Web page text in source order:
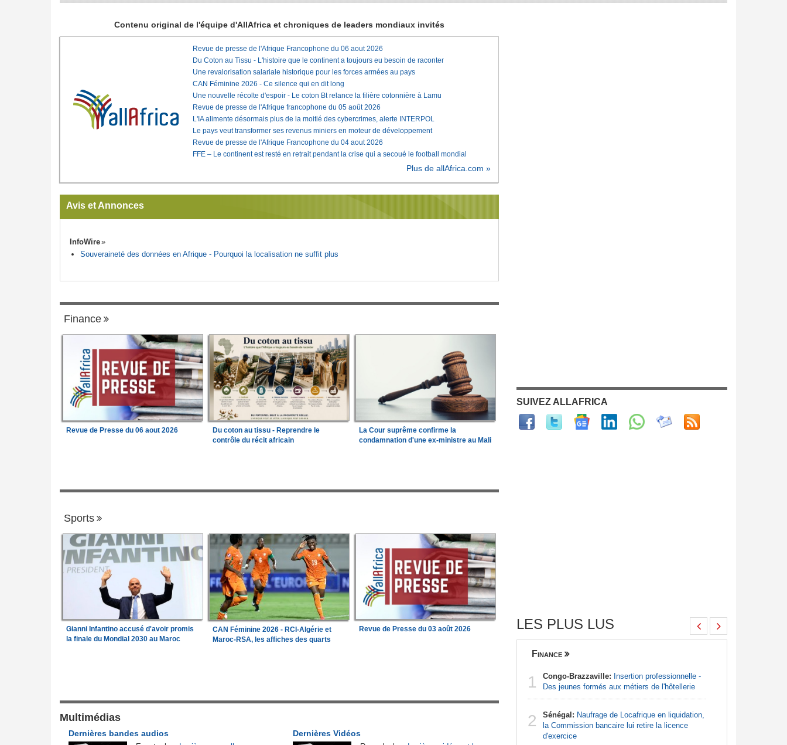
Contenu original de l'équipe d'AllAfrica et chroniques de leaders mondiaux invités
Revue de presse de l'Afrique Francophone du 06 aout 2026
Du Coton au Tissu - L'histoire que le continent a toujours eu besoin de raconter
Une revalorisation salariale historique pour les forces armées au pays
CAN Féminine 2026 - Ce silence qui en dit long
Une nouvelle récolte d'espoir - Le coton Bt relance la filière cotonnière à Lamu
Revue de presse de l'Afrique francophone du 05 août 2026
L'IA alimente désormais plus de la moitié des cybercrimes, alerte INTERPOL
Le pays veut transformer ses revenus miniers en moteur de développement
Revue de presse de l'Afrique Francophone du 04 aout 2026
FFE – Le continent est resté en retrait pendant la crise qui a secoué le football mondial
Plus de allAfrica.com »
Avis et Annonces
InfoWire
Souveraineté des données en Afrique - Pourquoi la localisation ne suffit plus
Finance
Revue de Presse du 06 aout 2026
Du coton au tissu - Reprendre le
contrôle du récit africain
La Cour suprême confirme la
condamnation d'une ex-ministre au Mali
Sports
Gianni Infantino accusé d'avoir promis
la finale du Mondial 2030 au Maroc
CAN Féminine 2026 - RCI-Algérie et
Maroc-RSA, les affiches des quarts
Revue de Presse du 03 août 2026
Multimédias
Dernières Vidéos
Dernières bandes audios
SUIVEZ ALLAFRICA
LES PLUS LUS
2
d'espèces protégées
Finance
1 Congo-Brazzaville: Insertion professionnelle -
Des jeunes formés aux métiers de l'hôtellerie
2 Sénégal: Naufrage de Locafrique en liquidation,
la Commission bancaire lui retire la licence
d'exercice